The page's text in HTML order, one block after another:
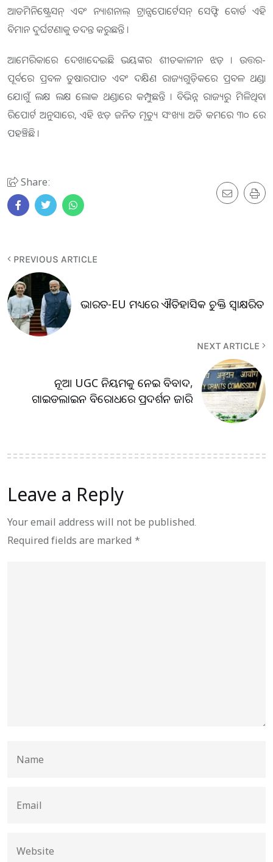
ଆଡମିନିଷ୍ଟ୍ରେସନ୍ ଏବଂ ନ୍ୟାଶନାଲ୍ ଟ୍ରାନ୍ସପୋର୍ଟେସନ୍ ସେଫ୍ଟି ବୋର୍ଡ ଏହି
ବିମାନ ଦୁର୍ଘଟଣାକୁ ତଦନ୍ତ କରୁଛନ୍ତି ।
ଆମେରିକାରେ ଦେଖାଦେଇଛି ଭୟଙ୍କର ଶୀତକାଳୀନ ଝଡ଼ । ଉତ୍ତର-
ପୂର୍ବରେ ପ୍ରବଳ ତୁଷାରପାତ ଏବଂ ଦକ୍ଷିଣ ରାଜ୍ୟଗୁଡ଼ିକରେ ପ୍ରବଳ ଥଣ୍ଡା
ଯୋଗୁଁ ଲକ୍ଷ ଲକ୍ଷ ଲୋକ ଥଣ୍ଡାରେ କମ୍ପୁଛନ୍ତି । ବିଭିନ୍ନ ରାଜ୍ୟରୁ ମିଳିଥିବା
ରିପୋର୍ଟ ଅନୁସାରେ, ଏହି ଝଡ଼ ଜନିତ ମୃତ୍ୟୁ ସଂଖ୍ୟା ଅତି କମରେ ୩୦ ରେ
ପହଞ୍ଚିଛି ।
Share:
PREVIOUS ARTICLE
ଭାରତ-EU ମଧ୍ୟରେ ଐତିହାସିକ ଚୁକ୍ତି ସ୍ବାକ୍ଷରିତ
NEXT ARTICLE
ନୂଆ UGC ନିୟମକୁ ନେଇ ବିବାଦ,
ଗାଇଡଲାଇନ ବିରୋଧରେ ପ୍ରଦର୍ଶନ ଜାରି
Leave a Reply
Your email address will not be published.
Required fields are marked *